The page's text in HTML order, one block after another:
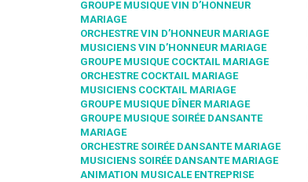
GROUPE MUSIQUE VIN D’HONNEUR
MARIAGE
ORCHESTRE VIN D’HONNEUR MARIAGE
MUSICIENS VIN D’HONNEUR MARIAGE
GROUPE MUSIQUE COCKTAIL MARIAGE
ORCHESTRE COCKTAIL MARIAGE
MUSICIENS COCKTAIL MARIAGE
GROUPE MUSIQUE DÎNER MARIAGE
GROUPE MUSIQUE SOIRÉE DANSANTE
MARIAGE
ORCHESTRE SOIRÉE DANSANTE MARIAGE
MUSICIENS SOIRÉE DANSANTE MARIAGE
ANIMATION MUSICALE ENTREPRISE